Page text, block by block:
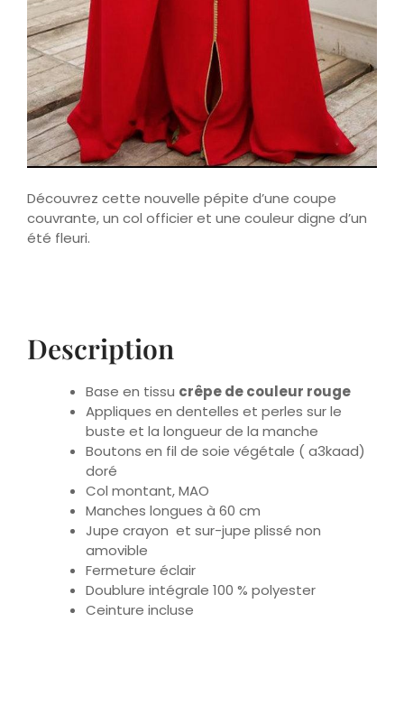
Découvrez cette nouvelle pépite d’une coupe
été fleuri.
Base en tissu
buste et la longueur de la manche
Boutons en fil de soie végétale ( a3kaad)
doré
Col montant, MAO
Manches longues à 60 cm
Jupe crayon et sur-jupe plissé non
amovible
Fermeture éclair
Doublure intégrale 100 % polyester
Ceinture incluse